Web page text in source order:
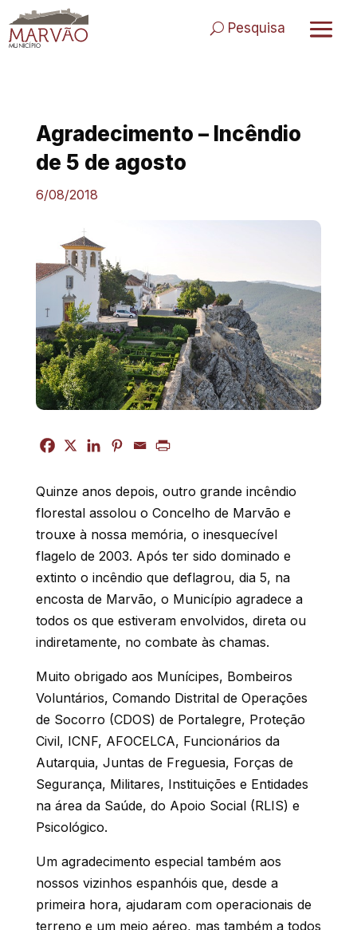
to
content
Pesquisa
Agradecimento – Incêndio
de 5 de agosto
6/08/2018
Quinze anos depois, outro grande incêndio
florestal assolou o Concelho de Marvão e
trouxe à nossa memória, o inesquecível
flagelo de 2003. Após ter sido dominado e
extinto o incêndio que deflagrou, dia 5, na
encosta de Marvão, o Município agradece a
todos os que estiveram envolvidos, direta ou
indiretamente, no combate às chamas.
Muito obrigado aos Munícipes, Bombeiros
Voluntários, Comando Distrital de Operações
de Socorro (CDOS) de Portalegre, Proteção
Civil, ICNF, AFOCELCA, Funcionários da
Autarquia, Juntas de Freguesia, Forças de
Segurança, Militares, Instituições e Entidades
na área da Saúde, do Apoio Social (RLIS) e
Psicológico.
Um agradecimento especial também aos
nossos vizinhos espanhóis que, desde a
primeira hora, ajudaram com operacionais de
terreno e um meio aéreo, mas também a todos